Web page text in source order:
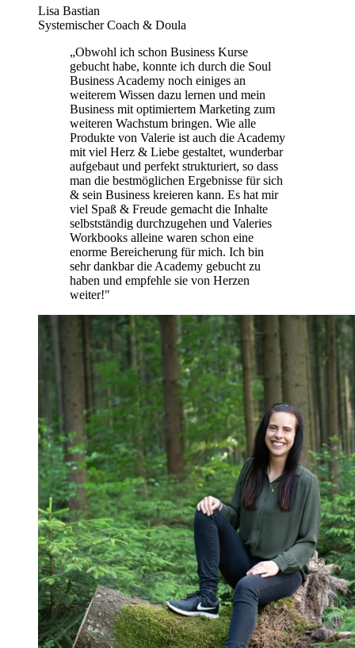
Lisa Bastian
Systemischer Coach & Doula
„Obwohl ich schon Business Kurse
gebucht habe, konnte ich durch die Soul
Business Academy noch einiges an
weiterem Wissen dazu lernen und mein
Business mit optimiertem Marketing zum
weiteren Wachstum bringen. Wie alle
Produkte von Valerie ist auch die Academy
mit viel Herz & Liebe gestaltet, wunderbar
aufgebaut und perfekt strukturiert, so dass
man die bestmöglichen Ergebnisse für sich
& sein Business kreieren kann. Es hat mir
viel Spaß & Freude gemacht die Inhalte
selbstständig durchzugehen und Valeries
Workbooks alleine waren schon eine
enorme Bereicherung für mich. Ich bin
sehr dankbar die Academy gebucht zu
haben und empfehle sie von Herzen
weiter!"